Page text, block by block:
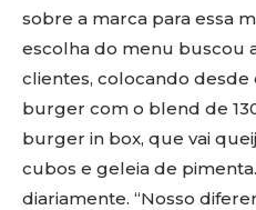
sobre a marca para essa
escolha do menu buscou
clientes, colocando desde
burger com o blend de
burger in box, que vai
cubos e geleia de
diariamente. “Nosso